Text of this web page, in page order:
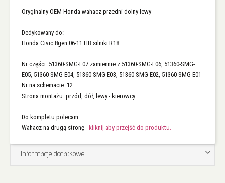
Oryginalny OEM Honda wahacz przedni dolny lewy
Dedykowany do:
Honda Civic 8gen 06-11 HB silniki R18
Nr części: 51360-SMG-E07 zamiennie z 51360-SMG-E06, 51360-SMG-
E05, 51360-SMG-E04, 51360-SMG-E03, 51360-SMG-E02, 51360-SMG-E01
Nr na schemacie: 12
Strona montażu: przód, dół, lewy - kierowcy
Do kompletu polecam:
Wahacz na drugą stronę - kliknij aby przejść do produktu.
Informacje dodatkowe